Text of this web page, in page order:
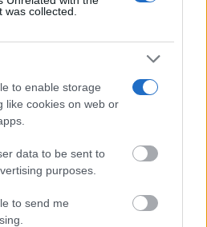
collected.
to enable storage
like cookies on web or
data to be sent to
purposes.
to send me
El Provencio
más
y Frutos